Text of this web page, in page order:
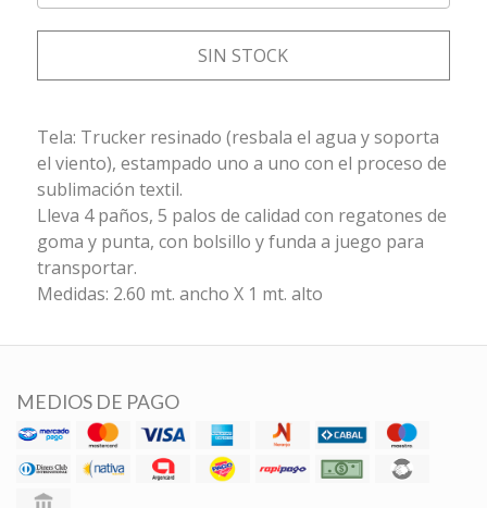
SIN STOCK
Tela: Trucker resinado (resbala el agua y soporta
el viento), estampado uno a uno con el proceso de
sublimación textil.
Lleva 4 paños, 5 palos de calidad con regatones de
goma y punta, con bolsillo y funda a juego para
transportar.
Medidas: 2.60 mt. ancho X 1 mt. alto
MEDIOS DE PAGO